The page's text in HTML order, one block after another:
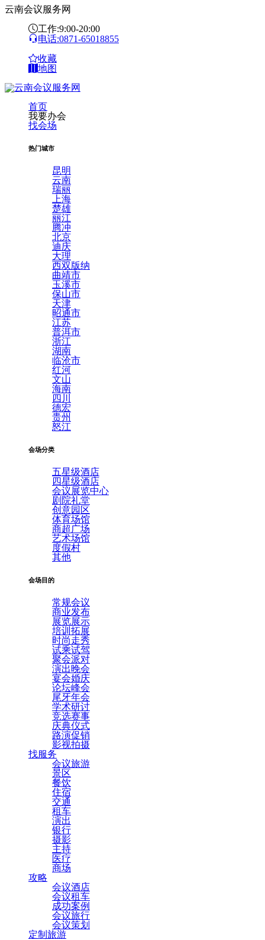
云南会议服务网
工作:9:00-20:00
电话:0871-65018855
收藏
地图
首页
我要办会
找会场
热门城市
昆明
云南
瑞丽
上海
楚雄
丽江
腾冲
北京
迪庆
大理
西双版纳
曲靖市
玉溪市
保山市
天津
昭通市
江苏
普洱市
浙江
湖南
临沧市
红河
文山
海南
四川
德宏
贵州
怒江
会场分类
五星级酒店
四星级酒店
会议展览中心
剧院礼堂
创意园区
体育场馆
商超广场
艺术场馆
度假村
其他
会场目的
常规会议
商业发布
展览展示
培训拓展
时尚走秀
试乘试驾
聚会派对
演出晚会
宴会婚庆
论坛峰会
尾牙年会
学术研讨
竞选赛事
庆典仪式
路演促销
影视拍摄
找服务
会议旅游
景区
餐饮
住宿
交通
租车
演出
银行
摄影
主持
医疗
商场
攻略
会议酒店
会议租车
成功案例
会议旅行
会议策划
定制旅游